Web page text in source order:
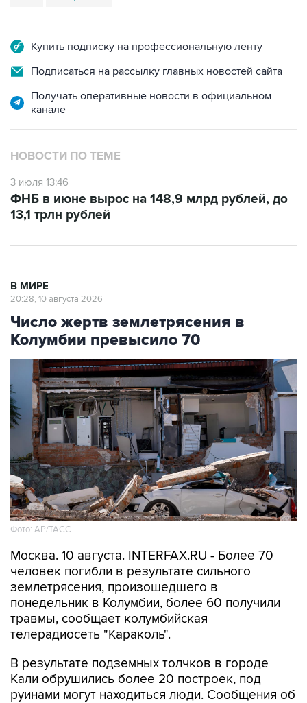
В МИРЕ
Колумбии превысило 70
Фото: АР/ТАСС
Москва. 10 августа. INTERFAX.RU - Более 70
человек погибли в результате сильного
землетрясения, произошедшего в
понедельник в Колумбии, более 60 получили
травмы, сообщает колумбийская
телерадиосеть "Караколь".
В результате подземных толчков в городе
Кали обрушились более 20 построек, под
руинами могут находиться люди. Сообщения об
обрушениях и повреждениях домов поступают
В Кали власти проводят эвакуацию пациентов
из местной больницы. До особого
распоряжения отменены занятия в учебных
заведениях Манисалеса.
вследствие землетрясения закрыты многие
автотрассы.